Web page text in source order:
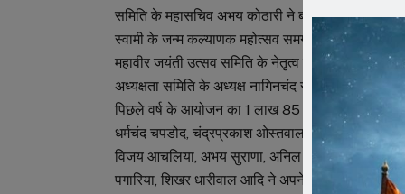
समिति के महासचिव अभय कोठारी ने बताया कि 18
स्वामी के जन्म कल्याणक महोत्सव समग्र जैन श्री संघ,
महावीर जयंती उत्सव समिति के नेतृत्व में धूमधाम से
अध्यक्षता समिति के अध्यक्ष नागिनचंद सकलेचा ने करते हुए
पिछले वर्ष के आयोजन का 1 लाख 85 हजार के आय-व्यय
धर्मचंद चपडोद, चंद्रप्रकाश ओस्तवाल, संरक्षक मदनलाल
विजय आचलिया, अभय सुराणा, अनिल पावेचा, ललित भंडारी,
पगारिया, शिखर धारीवाल आदि ने अपने विचार व्यक्त